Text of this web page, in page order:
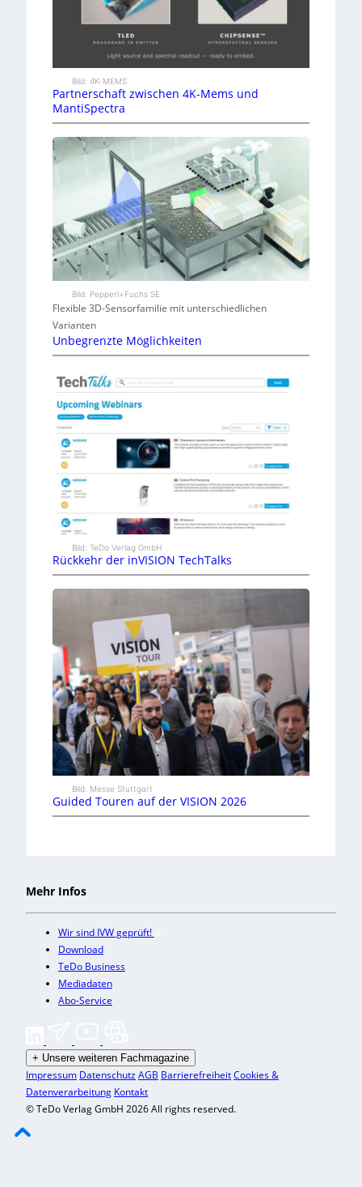
Bild: 4K-MEMS
Partnerschaft zwischen 4K-Mems und
MantiSpectra
Bild: Pepperl+Fuchs SE
Flexible 3D-Sensorfamilie mit unterschiedlichen
Varianten
Unbegrenzte Möglichkeiten
Bild: TeDo Verlag GmbH
Rückkehr der inVISION TechTalks
Bild: Messe Stuttgart
Guided Touren auf der VISION 2026
Mehr Infos
Wir sind IVW geprüft!
Download
TeDo Business
Mediadaten
Abo-Service
+ Unsere weiteren Fachmagazine
Impressum DatenschutzAGB BarrierefreiheitCookies &
Datenverarbeitung Kontakt
© TeDo Verlag GmbH 2026 All rights reserved.